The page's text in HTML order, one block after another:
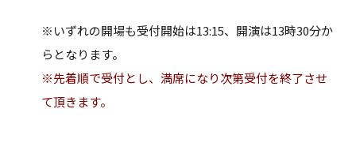
※いずれの開場も受付開始は13:15、開演は13時30分か
らとなります。
※先着順で受付とし、満席になり次第受付を終了させ
て頂きます。